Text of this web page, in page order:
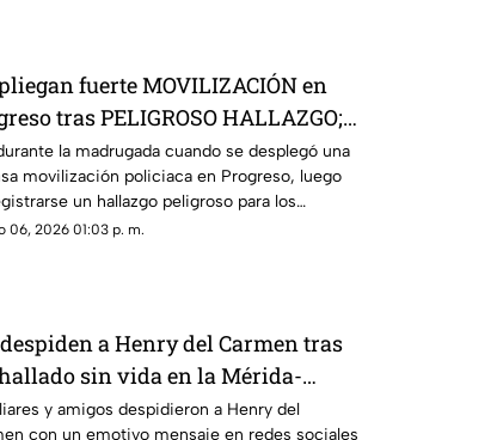
fuerte MOVILIZACIÓN en
tras PELIGROSO HALLAZGO;
encontraron
la madrugada cuando se desplegó una
movilización policiaca en Progreso, luego
un hallazgo peligroso para los
06, 2026 01:03 p. m.
a Henry del Carmen tras
sin vida en la Mérida-
tras varios días desaparecido
y amigos despidieron a Henry del
con un emotivo mensaje en redes sociales